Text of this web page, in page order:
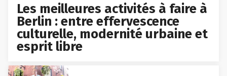
Les meilleures activités à faire à
Berlin : entre effervescence
culturelle, modernité urbaine et
esprit libre